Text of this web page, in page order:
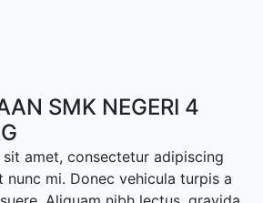
SMK NEGERI 4
amet, consectetur adipiscing
nunc mi. Donec vehicula turpis a